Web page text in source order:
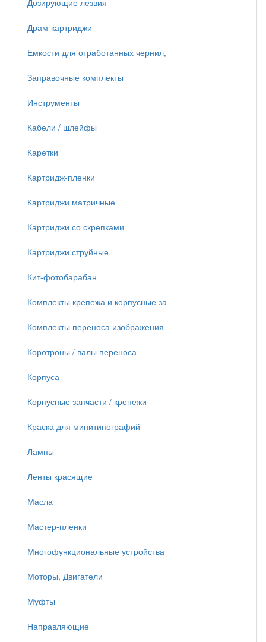
Дозирующие лезвия
Драм-картриджи
Емкости для отработанных чернил,
Заправочные комплекты
Инструменты
Кабели / шлейфы
Каретки
Картридж-пленки
Картриджи матричные
Картриджи со скрепками
Картриджи струйные
Кит-фотобарабан
Комплекты крепежа и корпусные за
Комплекты переноса изображения
Коротроны / валы переноса
Корпуса
Корпусные запчасти / крепежи
Краска для минитипографий
Лампы
Ленты красящие
Масла
Мастер-пленки
Многофункциональные устройства
Моторы, Двигатели
Муфты
Направляющие